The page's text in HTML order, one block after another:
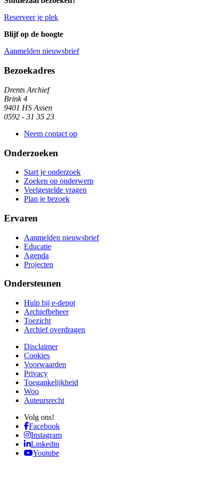
Reserveer je plek
Blijf op de hoogte
Aanmelden nieuwsbrief
Algemene informatie
Bezoekadres
Drents Archief
Brink 4
9401 HS Assen
0592 - 31 35 23
Neem contact op
Onderzoeken
Start je onderzoek
Zoeken op onderwerp
Veelgestelde vragen
Plan je bezoek
Ervaren
Aanmelden nieuwsbrief
Educatie
Agenda
Projecten
Ondersteunen
Hulp bij e-depot
Archiefbeheer
Toezicht
Archief overdragen
Disclaimer
Cookies
Voorwaarden
Privacy
Toegankelijkheid
Woo
Auteursrecht
Volg ons!
Facebook
Instagram
Linkedin
Youtube